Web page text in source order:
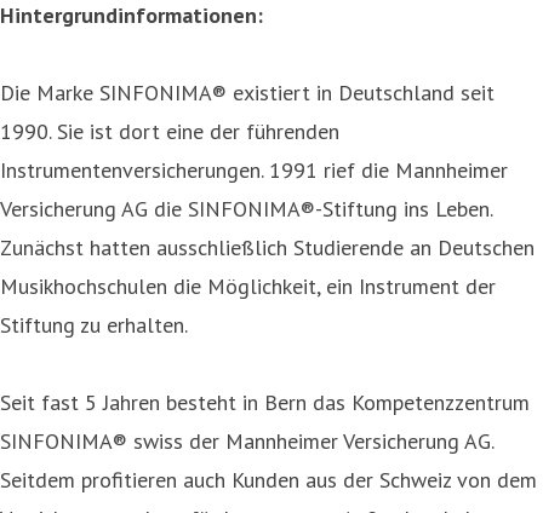
Hintergrundinformationen:
Die Marke SINFONIMA® existiert in Deutschland seit
1990. Sie ist dort eine der führenden
Instrumentenversicherungen. 1991 rief die Mannheimer
Versicherung AG die SINFONIMA®-Stiftung ins Leben.
Zunächst hatten ausschließlich Studierende an Deutschen
Musikhochschulen die Möglichkeit, ein Instrument der
Stiftung zu erhalten.
Seit fast 5 Jahren besteht in Bern das Kompetenzzentrum
SINFONIMA® swiss der Mannheimer Versicherung AG.
Seitdem profitieren auch Kunden aus der Schweiz von dem